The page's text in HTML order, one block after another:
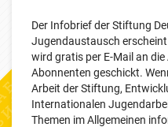
Der Infobrief der Stiftung
Jugendaustausch
wird gratis per E-Mail an
Abonnenten geschickt.
Arbeit der Stiftung,
Internationalen
Themen im Allgemeinen